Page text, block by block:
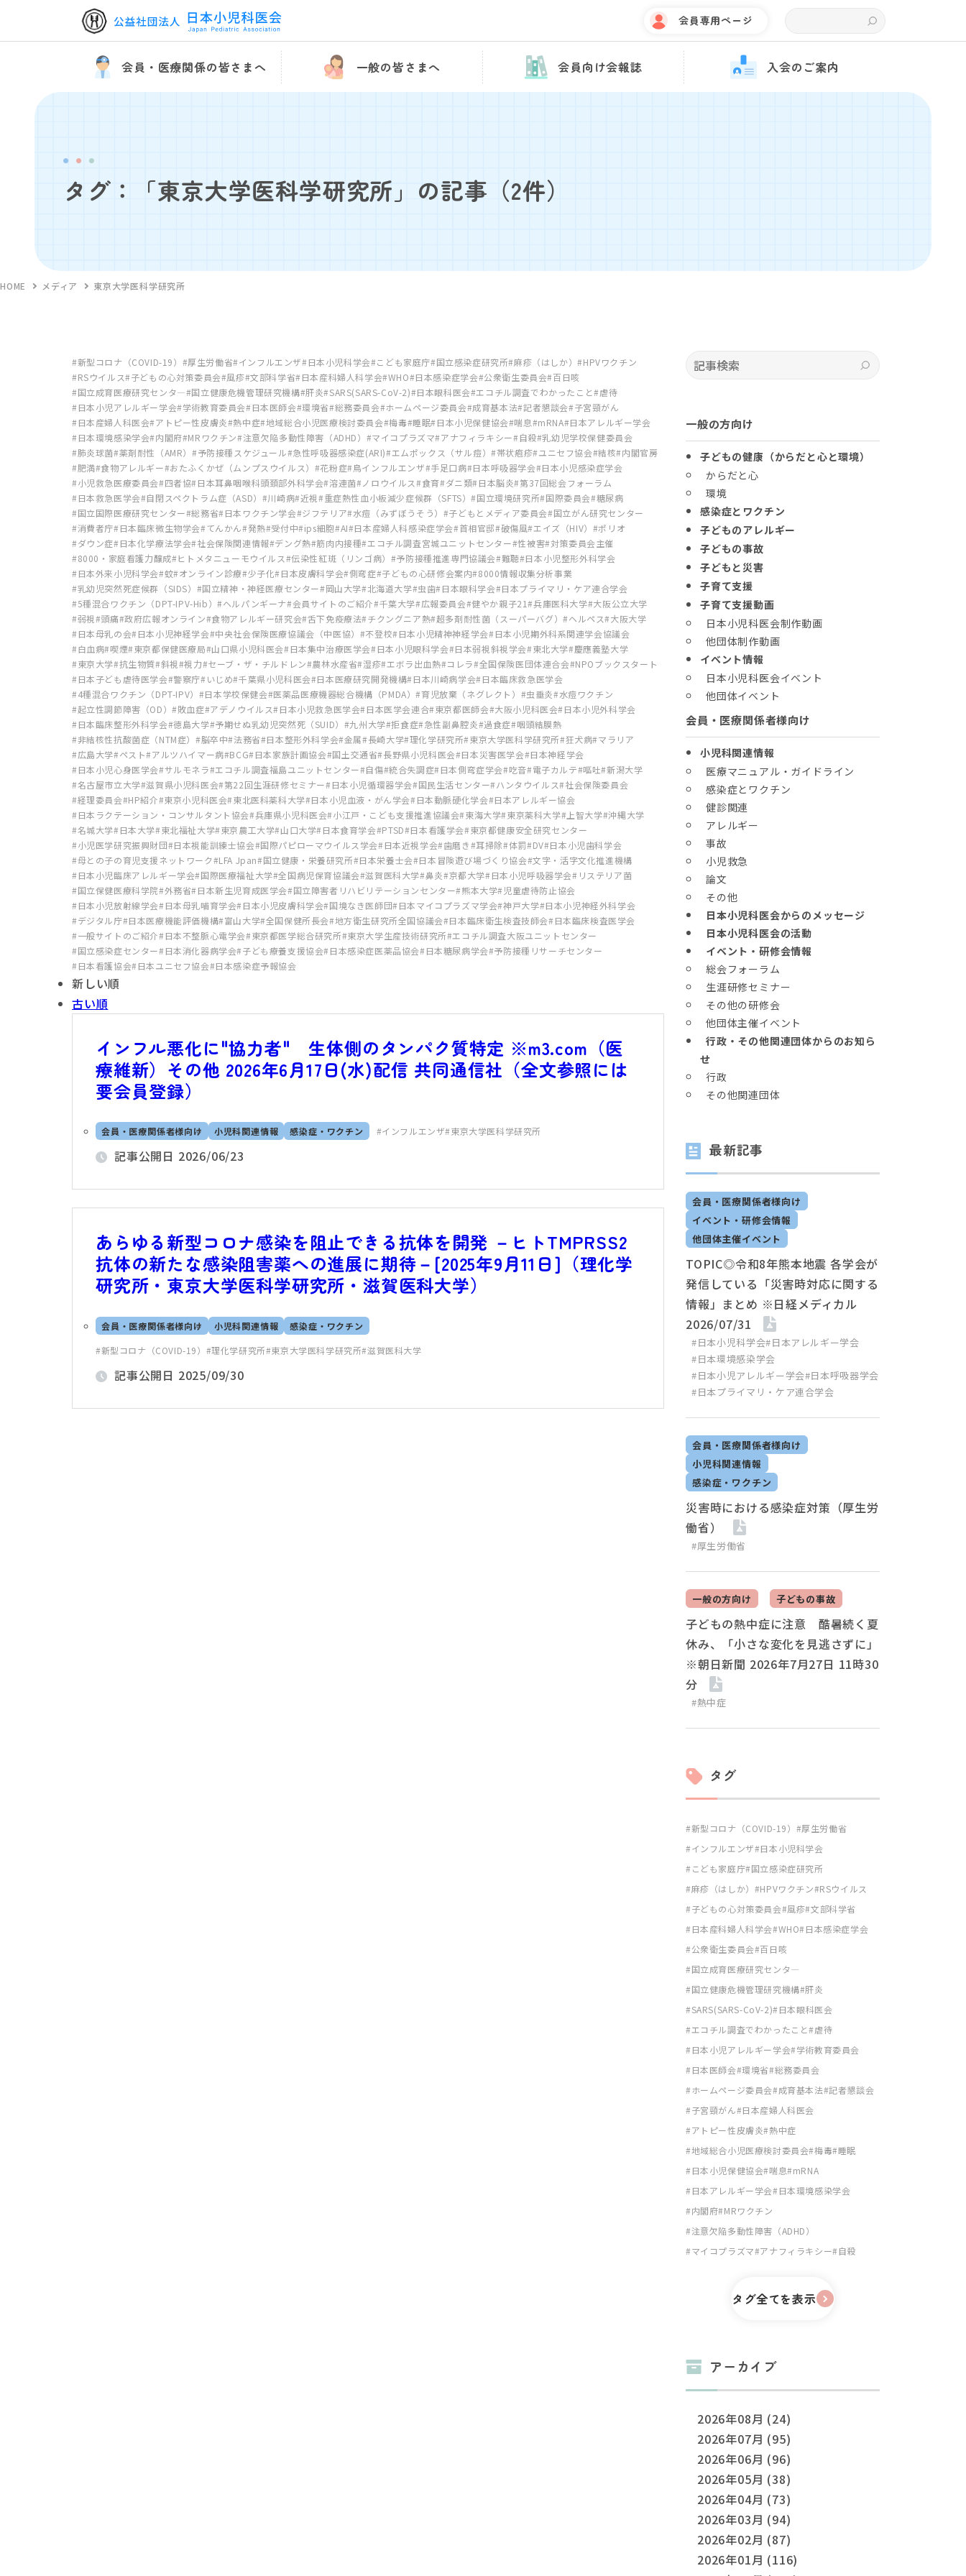
会員専用ページ
会員・医療関係の皆さまへ 一般の皆さまへ 会員向け会報誌 入会のご案内
タグ：「東京大学医科学研究所」の記事 （2件）
HOME メディア 東京大学医科学研究所
新型コロナ（COVID-19） 厚生労働省 インフルエンザ 日本小児科学会 こども家庭庁 国立感染症研究所 麻疹（はしか） HPVワクチン
RSウイルス 子どもの心対策委員会 風疹 文部科学省 日本産科婦人科学会 WHO 日本感染症学会 公衆衛生委員会 百日咳
国立成育医療研究センタ― 国立健康危機管理研究機構 肝炎 SARS(SARS-CoV-2) 日本眼科医会 エコチル調査でわかったこと 虐待
日本小児アレルギー学会 学術教育委員会 日本医師会 環境省 総務委員会 ホームページ委員会 成育基本法 記者懇談会 子宮頸がん
日本産婦人科医会 アトピー性皮膚炎 熱中症 地域総合小児医療検討委員会 梅毒 睡眠 日本小児保健協会 喘息 mRNA 日本アレルギー学会
日本環境感染学会 内閣府 MRワクチン 注意欠陥多動性障害（ADHD） マイコプラズマ アナフィラキシー 自殺 乳幼児学校保健委員会
肺炎球菌 薬剤耐性（AMR） 予防接種スケジュール 急性呼吸器感染症(ARI) エムポックス（サル痘） 帯状疱疹 ユニセフ協会 結核 内閣官房
肥満 食物アレルギー おたふくかぜ（ムンプスウイルス） 花粉症 鳥インフルエンザ 手足口病 日本呼吸器学会 日本小児感染症学会
小児救急医療委員会 四者協 日本耳鼻咽喉科頭頚部外科学会 溶連菌 ノロウイルス 食育 ダニ類 日本脳炎 第37回総会フォーラム
日本救急医学会 自閉スペクトラム症（ASD） 川崎病 近視 重症熱性血小板減少症候群（SFTS） 国立環境研究所 国際委員会 糖尿病
国立国際医療研究センター 総務省 日本ワクチン学会 ジフテリア 水痘（みずぼうそう） 子どもとメディア委員会 国立がん研究センター
消費者庁 日本臨床微生物学会 てんかん 発熱 受付中 ips細胞 AI 日本産婦人科感染症学会 首相官邸 破傷風 エイズ（HIV）
ポリオ
ダウン症 日本化学療法学会 社会保険関連情報 デング熱 筋肉内接種 エコチル調査宮城ユニットセンター 性被害 対策委員会主催
8000・家庭看護力醸成 ヒトメタニューモウイルス 伝染性紅斑（リンゴ病） 予防接種推進専門協議会 難聴 日本小児整形外科学会
日本外来小児科学会 蚊 オンライン診療 少子化 日本皮膚科学会 側弯症 子どもの心研修会案内 8000情報収集分析事業
乳幼児突然死症候群（SIDS）
国立精神・神経医療センター 岡山大学 北海道大学 虫歯 日本眼科学会 日本プライマリ・ケア連合学会
5種混合ワクチン（DPT-IPV-Hib） ヘルパンギーナ 会員サイトのご紹介 千葉大学 広報委員会 健やか親子21 兵庫医科大学 大阪公立大学
弱視
頭痛 政府広報オンライン 食物アレルギー研究会 舌下免疫療法 チクングニア熱 超多剤耐性菌（スーパーバグ） ヘルペス 大阪大学
日本母乳の会 日本小児神経学会 中央社会保険医療協議会（中医協） 不登校 日本小児精神神経学会
日本小児期外科系関連学会協議会
白血病 喫煙 東京都保健医療局 山口県小児科医会 日本集中治療医学会 日本小児眼科学会 日本弱視斜視学会 東北大学 慶應義塾大学
東京大学 抗生物質 斜視 視力 セーブ・ザ・チルドレン 農林水産省 湿疹 エボラ出血熱 コレラ 全国保険医団体連合会 NPOブックスタート
日本子ども虐待医学会 警察庁 いじめ 千葉県小児科医会 日本医療研究開発機構 日本川崎病学会 日本臨床救急医学会
4種混合ワクチン（DPT-IPV）
日本学校保健会 医薬品医療機器総合機構（PMDA） 育児放棄（ネグレクト） 虫垂炎 水痘ワクチン
起立性調節障害（OD） 敗血症 アデノウイルス 日本小児救急医学会 日本医学会連合 東京都医師会 大阪小児科医会 日本小児外科学会
日本臨床整形外科学会 徳島大学 予期せぬ乳幼児突然死（SUID） 九州大学 拒食症 急性副鼻腔炎 過食症 咽頭結膜熱
非結核性抗酸菌症（NTM症） 脳卒中 法務省 日本整形外科学会 金属 長崎大学 理化学研究所 東京大学医科学研究所 狂犬病 マラリア
広島大学 ペスト アルツハイマー病 BCG 日本家族計画協会 国土交通省 長野県小児科医会 日本災害医学会 日本神経学会
日本小児心身医学会 サルモネラ エコチル調査福島ユニットセンター 自傷 統合失調症 日本側弯症学会 吃音 電子カルテ 嘔吐 新潟大学
名古屋市立大学 滋賀県小児科医会 第22回生涯研修セミナー 日本小児循環器学会 国民生活センター ハンタウイルス 社会保険委員会
経理委員会 HP紹介 東京小児科医会 東北医科薬科大学 日本小児血液・がん学会 日本動脈硬化学会 日本アレルギー協会
日本ラクテーション・コンサルタント協会 兵庫県小児科医会 小江戸・こども支援推進協議会 東海大学 東京薬科大学 上智大学 沖縄大学
名城大学 日本大学 東北福祉大学 東京農工大学 山口大学 日本食育学会 PTSD 日本看護学会 東京都健康安全研究センター
小児医学研究振興財団
日本視能訓練士協会 国際パピローマウイルス学会 日本近視学会 歯磨き 耳掃除 体罰 DV 日本小児歯科学会
母との子の育児支援ネットワーク LFA Jpan 国立健康・栄養研究所 日本栄養士会 日本冒険遊び場づくり協会 文字・活字文化推進機構
日本小児臨床アレルギー学会 国際医療福祉大学 全国病児保育協議会 滋賀医科大学 鼻炎 京都大学 日本小児呼吸器学会
リステリア菌
国立保健医療科学院 外務省 日本新生児育成医学会 国立障害者リハビリテーションセンター 熊本大学 児童虐待防止協会
日本小児放射線学会 日本母乳哺育学会 日本小児皮膚科学会 国境なき医師団 日本マイコプラズマ学会 神戸大学 日本小児神経外科学会
デジタル庁 日本医療機能評価機構 富山大学 全国保健所長会 地方衛生研究所全国協議会 日本臨床衛生検査技師会 日本臨床検査医学会
一般サイトのご紹介 日本不整脈心電学会 東京都医学総合研究所 東京大学生産技術研究所 エコチル調査大阪ユニットセンター
国立感染症センター 日本消化器病学会 子ども療養支援協会 日本感染症医薬品協会 日本糖尿病学会 予防接種リサーチセンター
日本看護協会 日本ユニセフ協会 日本感染症予報協会
新しい順
古い順
インフル悪化に"協力者" 生体側のタンパク質特定 ※m3.com（医
療維新）その他 2026年6月17日(水)配信 共同通信社（全文参照には
要会員登録）
会員・医療関係者様向け 小児科関連情報 感染症・ワクチン インフルエンザ 東京大学医科学研究所
記事公開日 2026/06/23
あらゆる新型コロナ感染を阻止できる抗体を開発 －ヒトTMPRSS2
抗体の新たな感染阻害薬への進展に期待－[2025年9月11日]（理化学
研究所・東京大学医科学研究所・滋賀医科大学）
会員・医療関係者様向け 小児科関連情報 感染症・ワクチン
新型コロナ（COVID-19） 理化学研究所 東京大学医科学研究所 滋賀医科大学
記事公開日 2025/09/30
記事検索
一般の方向け
子どもの健康（からだと心と環境）
からだと心
環境
感染症とワクチン
子どものアレルギー
子どもの事故
子どもと災害
子育て支援
子育て支援動画
日本小児科医会制作動画
他団体制作動画
イベント情報
日本小児科医会イベント
他団体イベント
会員・医療関係者様向け
小児科関連情報
医療マニュアル・ガイドライン
感染症とワクチン
健診関連
アレルギー
事故
小児救急
論文
その他
日本小児科医会からのメッセージ
日本小児科医会の活動
イベント・研修会情報
総会フォーラム
生涯研修セミナー
その他の研修会
他団体主催イベント
行政・その他関連団体からのお知ら
せ
行政
その他関連団体
最新記事
会員・医療関係者様向け
イベント・研修会情報
他団体主催イベント
#日本小児科学会#日本アレルギー学会
#日本環境感染学会
#日本小児アレルギー学会#日本呼吸器学会
#日本プライマリ・ケア連合学会
TOPIC◎令和8年熊本地震 各学会が
発信している「災害時対応に関する
情報」まとめ ※日経メディカル
2026/07/31
会員・医療関係者様向け
小児科関連情報
感染症・ワクチン
#厚生労働省
災害時における感染症対策（厚生労
働省）
一般の方向け 子どもの事故
#熱中症
子どもの熱中症に注意 酷暑続く夏
休み、「小さな変化を見逃さずに」
※朝日新聞 2026年7月27日 11時30
分
タグ
新型コロナ（COVID-19）
厚生労働省
インフルエンザ
日本小児科学会
こども家庭庁 国立感染症研究所
麻疹（はしか）
HPVワクチン RSウイルス
子どもの心対策委員会 風疹 文部科学省
日本産科婦人科学会 WHO 日本感染症学会
公衆衛生委員会 百日咳
国立成育医療研究センタ―
国立健康危機管理研究機構 肝炎
SARS(SARS-CoV-2) 日本眼科医会
エコチル調査でわかったこと 虐待
日本小児アレルギー学会 学術教育委員会
日本医師会 環境省 総務委員会
ホームページ委員会 成育基本法 記者懇談会
子宮頸がん
日本産婦人科医会
アトピー性皮膚炎 熱中症
地域総合小児医療検討委員会 梅毒 睡眠
日本小児保健協会 喘息 mRNA
日本アレルギー学会 日本環境感染学会
内閣府 MRワクチン
注意欠陥多動性障害（ADHD）
マイコプラズマ アナフィラキシー 自殺
タグ全てを表示
アーカイブ
2026年08月 (24)
2026年07月 (95)
2026年06月 (96)
2026年05月 (38)
2026年04月 (73)
2026年03月 (94)
2026年02月 (87)
2026年01月 (116)